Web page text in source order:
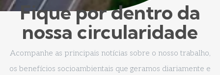
Fique por dentro da
nossa circularidade
Acompanhe as principais notícias sobre o nosso trabalho,
os benefícios socioambientais que geramos diariamente e